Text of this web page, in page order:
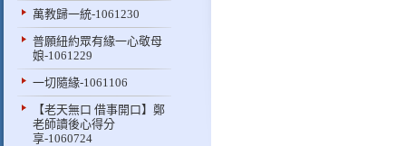
萬教歸一統-1061230
普願紐約眾有緣一心敬母
娘-1061229
一切隨緣-1061106
【老天無口 借事開口】鄭
老師讀後心得分
享-1060724